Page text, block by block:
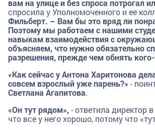
вам на улице и без спроса потрогал
спросила у Уполномоченного и ее
Фильберт. – Вам бы это вряд ли
Поэтому мы работаем с нашими
навыкам взаимодействия с
объясняем, что нужно обязательно
разрешения, прежде чем обнять
«Как сейчас у Антона Харитонова
совсем взрослый уже парень?» -
Светлана Агапитова.
«Он тут рядом»,- ответила директор
что все у него хорошо, потому что